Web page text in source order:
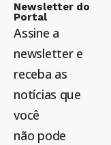
Newsletter do
Portal
Assine a
newsletter e
receba as
notícias que
você
não pode